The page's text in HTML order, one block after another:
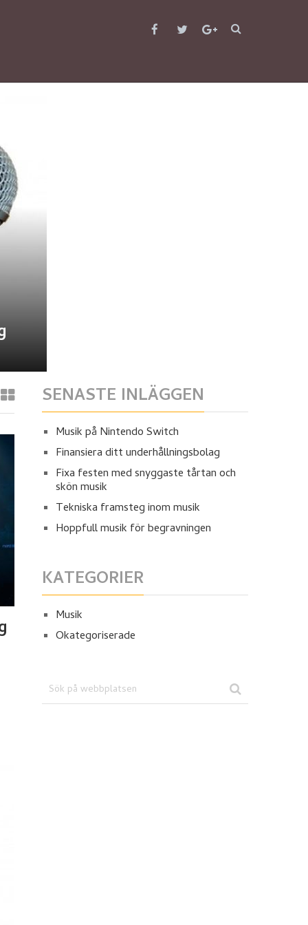
SENASTE INLÄGGEN
Musik på Nintendo Switch
Finansiera ditt underhållningsbolag
Fixa festen med snyggaste tårtan och
skön musik
Tekniska framsteg inom musik
Hoppfull musik för begravningen
KATEGORIER
Musik
Okategoriserade